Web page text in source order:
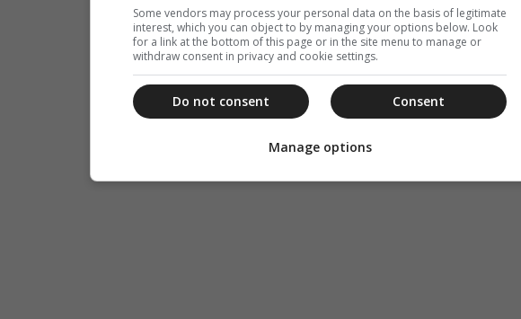
Some vendors may process your personal data on the basis of legitimate
interest, which you can object to by managing your options below. Look
for a link at the bottom of this page or in the site menu to manage or
withdraw consent in privacy and cookie settings.
Consent
Do not consent
Manage options